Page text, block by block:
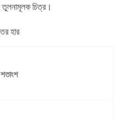
চিত্র।
হার
শতাংশ